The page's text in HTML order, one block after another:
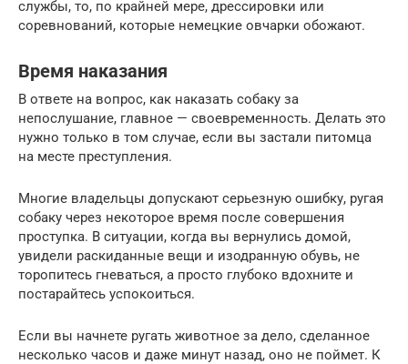
службы, то, по крайней мере, дрессировки или
соревнований, которые немецкие овчарки обожают.
Время наказания
В ответе на вопрос, как наказать собаку за
непослушание, главное — своевременность. Делать это
нужно только в том случае, если вы застали питомца
на месте преступления.
Многие владельцы допускают серьезную ошибку, ругая
собаку через некоторое время после совершения
проступка. В ситуации, когда вы вернулись домой,
увидели раскиданные вещи и изодранную обувь, не
торопитесь гневаться, а просто глубоко вдохните и
постарайтесь успокоиться.
Если вы начнете ругать животное за дело, сделанное
несколько часов и даже минут назад, оно не поймет. К